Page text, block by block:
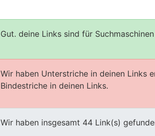
Gut. deine Links sind für
Wir haben Unterstriche in deinen Links
Bindestriche in deinen Links.
Wir haben insgesamt 44 Link(s)